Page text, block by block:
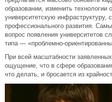
образовании, изменить технологии
университетскую инфраструктуру,
профессионального развития.
вопрос появления университетов
типа — «проблемно-
При всей масштабности
ощущение, что в сфере
что делать, и бросается из